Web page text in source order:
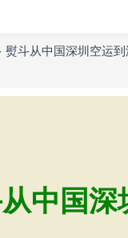
熨斗从中国深圳空运
中国深